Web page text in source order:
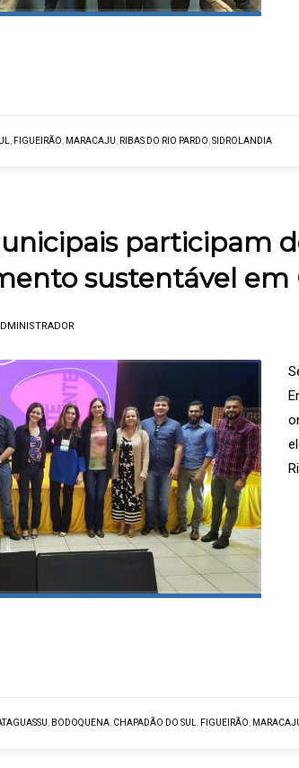
FIGUEIRÃO MARACAJU RIBAS DO RIO PARDO SIDROLANDIA
participam
sustentável em
BODOQUENA CHAPADÃO DO SUL FIGUEIRÃO